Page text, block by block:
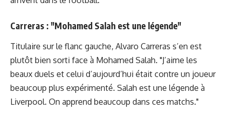
Carreras : "Mohamed Salah est une légende"
Titulaire sur le flanc gauche, Alvaro Carreras s’en est
plutôt bien sorti face à Mohamed Salah. "J’aime les
beaux duels et celui d’aujourd’hui était contre un joueur
beaucoup plus expérimenté. Salah est une légende à
Liverpool. On apprend beaucoup dans ces matchs."